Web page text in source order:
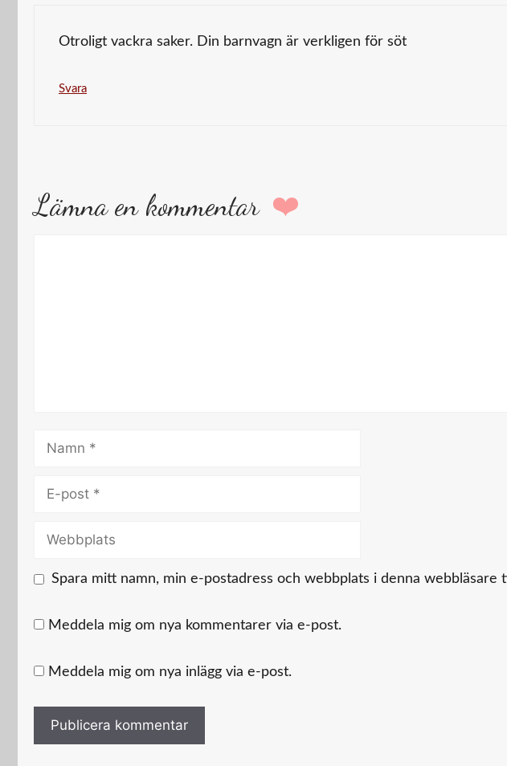
Otroligt vackra saker. Din barnvagn är verkligen för söt
Svara
Lämna en kommentar
Namn
Webbplats
Spara mitt namn, min e-postadress och webbplats i denna webbläsare
Meddela mig om nya kommentarer via e-post.
Meddela mig om nya inlägg via e-post.